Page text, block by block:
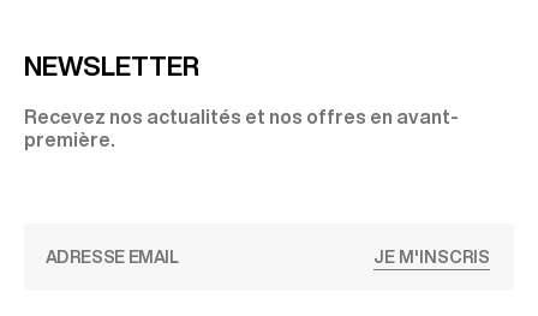
NEWSLETTER
Recevez nos actualités et nos offres en avant-
première.
JE M'INSCRIS